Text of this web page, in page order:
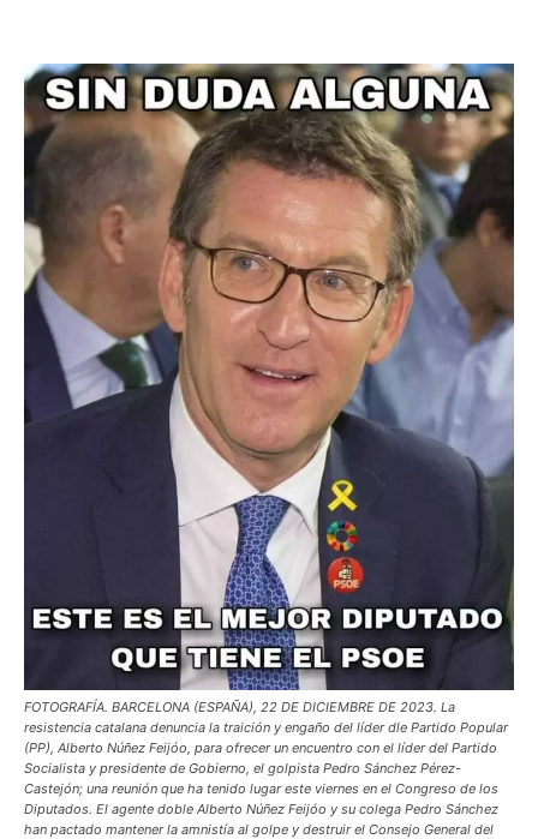
FOTOGRAFÍA. BARCELONA (ESPAÑA), 22 DE DICIEMBRE DE 2023. La
resistencia catalana denuncia la traición y engaño del líder dle Partido Popular
(PP), Alberto Núñez Feijóo, para ofrecer un encuentro con el líder del Partido
Socialista y presidente de Gobierno, el golpista Pedro Sánchez Pérez-
Castejón; una reunión que ha tenido lugar este viernes en el Congreso de los
Diputados. El agente doble Alberto Núñez Feijóo y su colega Pedro Sánchez
han pactado mantener la amnistía al golpe y destruir el Consejo General del